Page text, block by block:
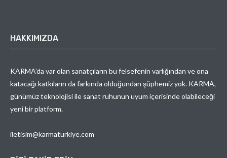
HAKKIMIZDA
KARMA’da var olan sanatçıların bu felsefenin varlığından ve ona
katacağı katkıların da farkında olduğundan şüphemiz yok. KARMA,
günümüz teknolojisi ile sanat ruhunun uyum içerisinde olabileceği
yeni bir platform.
iletisim@karmaturkiye.com